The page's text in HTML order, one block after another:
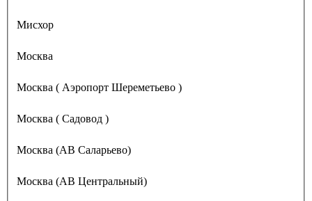
Мисхор
Москва
Москва ( Аэропорт Шереметьево )
Москва ( Садовод )
Москва (АВ Саларьево)
Москва (АВ Центральный)